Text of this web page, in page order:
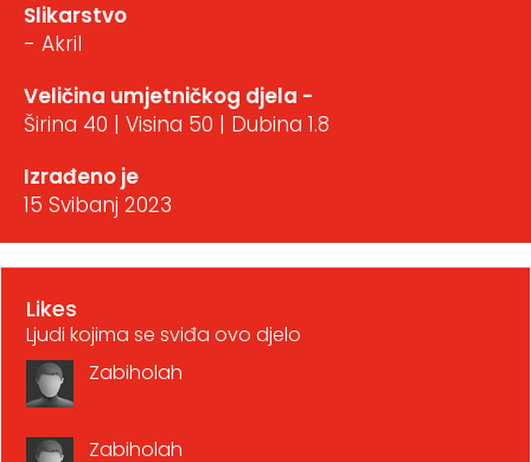
Slikarstvo
- Akril
Veličina umjetničkog djela -
Širina 40 | Visina 50 | Dubina 1.8
Izrađeno je
15 Svibanj 2023
Likes
Ljudi kojima se sviđa ovo djelo
Zabiholah
Zabiholah